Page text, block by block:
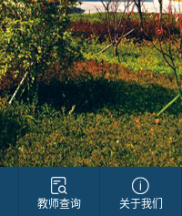
教师查询 关于我们